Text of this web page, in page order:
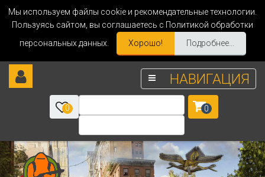
Мы используем файлы cookie и рекомендательные технологии.
Пользуясь сайтом, вы соглашаетесь с Политикой обработки
персональных данных.
Хорошо! Подробнее...
НАВИГАЦИЯ
0 0